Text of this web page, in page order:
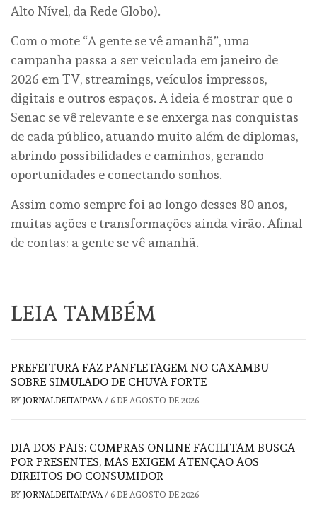
Alto Nível, da Rede Globo).
Com o mote “A gente se vê amanhã”, uma
campanha passa a ser veiculada em janeiro de
2026 em TV, streamings, veículos impressos,
digitais e outros espaços. A ideia é mostrar que o
Senac se vê relevante e se enxerga nas conquistas
de cada público, atuando muito além de diplomas,
abrindo possibilidades e caminhos, gerando
oportunidades e conectando sonhos.
Assim como sempre foi ao longo desses 80 anos,
muitas ações e transformações ainda virão. Afinal
de contas: a gente se vê amanhã.
LEIA TAMBÉM
PREFEITURA FAZ PANFLETAGEM NO CAXAMBU
SOBRE SIMULADO DE CHUVA FORTE
BY JORNALDEITAIPAVA / 6 DE AGOSTO DE 2026
DIA DOS PAIS: COMPRAS ONLINE FACILITAM BUSCA
POR PRESENTES, MAS EXIGEM ATENÇÃO AOS
DIREITOS DO CONSUMIDOR
BY JORNALDEITAIPAVA / 6 DE AGOSTO DE 2026